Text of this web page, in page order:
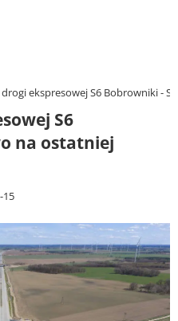
ekspresowej S6 Bobrowniki -
S6
na ostatniej
15